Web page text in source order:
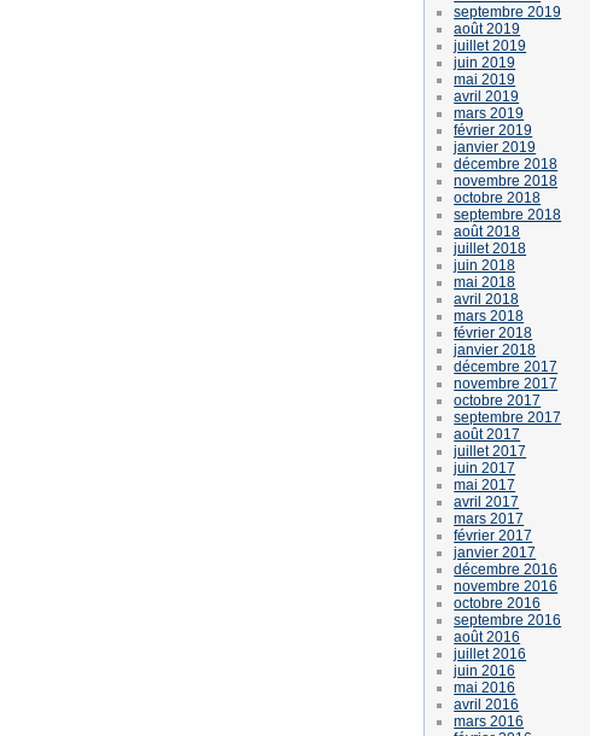
septembre 2019
août 2019
juillet 2019
juin 2019
mai 2019
avril 2019
mars 2019
février 2019
janvier 2019
décembre 2018
novembre 2018
octobre 2018
septembre 2018
août 2018
juillet 2018
juin 2018
mai 2018
avril 2018
mars 2018
février 2018
janvier 2018
décembre 2017
novembre 2017
octobre 2017
septembre 2017
août 2017
juillet 2017
juin 2017
mai 2017
avril 2017
mars 2017
février 2017
janvier 2017
décembre 2016
novembre 2016
octobre 2016
septembre 2016
août 2016
juillet 2016
juin 2016
mai 2016
avril 2016
mars 2016